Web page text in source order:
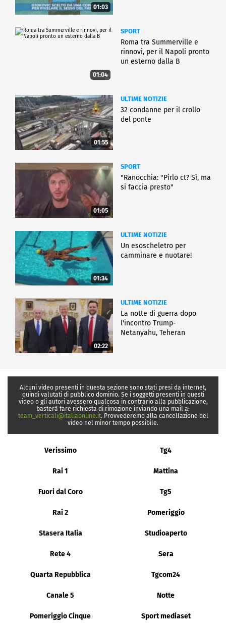
01:03
01:04
SPORT
Roma tra Summerville e
rinnovi, per il Napoli pronto
un esterno dalla B
01:55
ULTIME NOTIZIE
32 condanne per il crollo
del ponte
01:05
SPORT
"Ranocchia: "Pirlo ct? Sì, ma
si faccia presto"
01:34
ULTIME NOTIZIE
Un esoscheletro per
camminare e nuotare!
02:22
ULTIME NOTIZIE
La notte di guerra dopo
l'incontro Trump-
Netanyahu, Teheran
Alcuni video presenti in questa sezione sono stati presi da internet,
quindi valutati di pubblico dominio. Se i soggetti presenti in questi
video o gli autori avessero qualcosa in contrario alla pubblicazione,
basterà fare richiesta di rimozione inviando una mail a:
team_verticali@italiaonline.it. Provvederemo alla cancellazione del
video nel minor tempo possibile.
Verissimo Tg4
Rai 1 Mattina
Fuori dal Coro Tg5
Rai 2 Pomeriggio
Stasera Italia Studioaperto
Rete 4 Sera
Quarta Repubblica Tgcom24
Canale 5 Notte
Pomeriggio Cinque Sport mediaset